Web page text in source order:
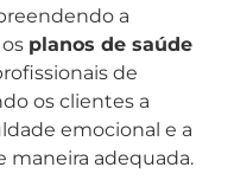
a
planos de saúde
de
os clientes a
emocional e a
maneira adequada.